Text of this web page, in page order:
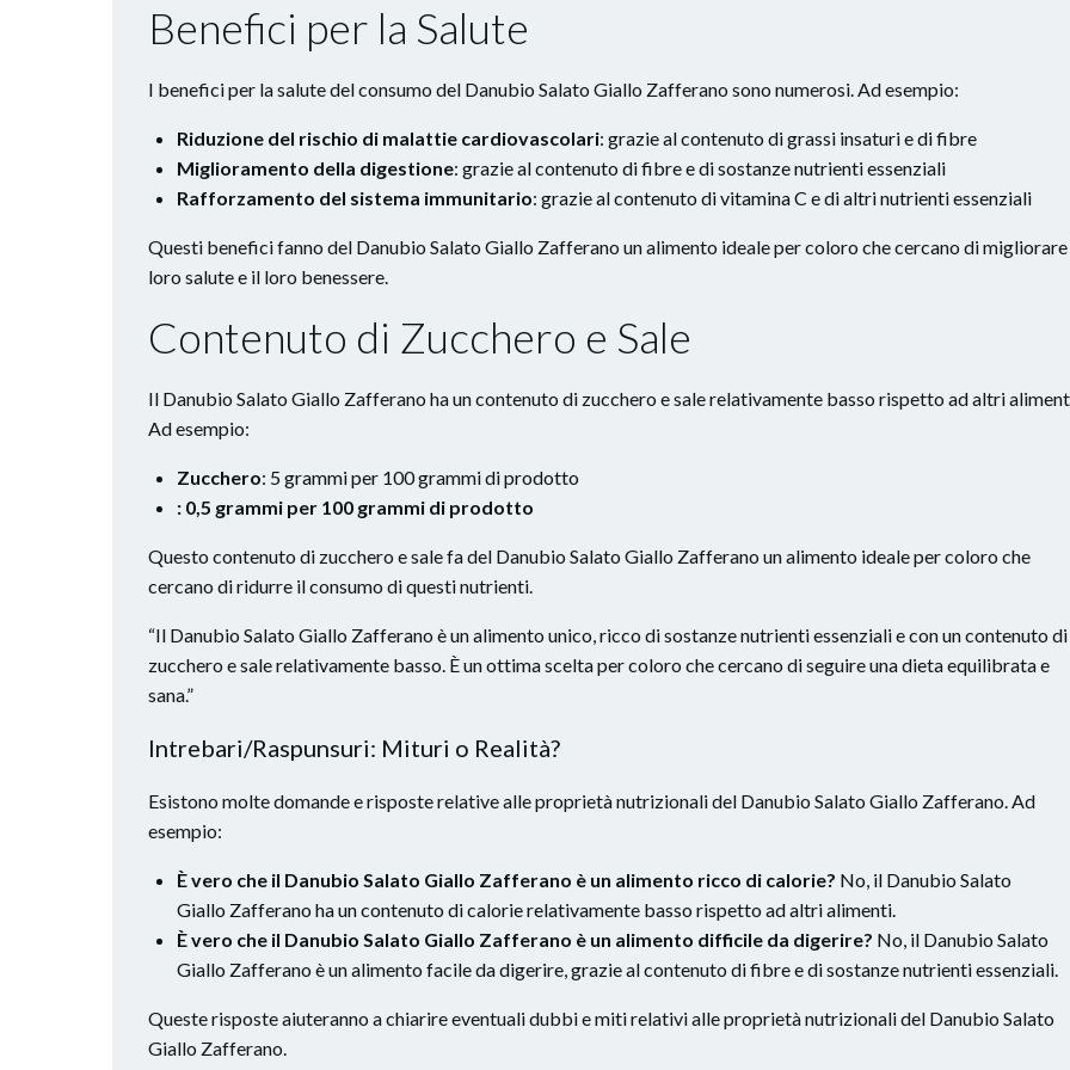
Benefici per la Salute
I benefici per la salute del consumo del Danubio Salato Giallo Zafferano sono numerosi. Ad esempio:
Riduzione del rischio di malattie cardiovascolari: grazie al contenuto di grassi insaturi e di fibre
Miglioramento della digestione: grazie al contenuto di fibre e di sostanze nutrienti essenziali
Rafforzamento del sistema immunitario: grazie al contenuto di vitamina C e di altri nutrienti essenziali
Questi benefici fanno del Danubio Salato Giallo Zafferano un alimento ideale per coloro che cercano di migliorare
loro salute e il loro benessere.
Contenuto di Zucchero e Sale
Il Danubio Salato Giallo Zafferano ha un contenuto di zucchero e sale relativamente basso rispetto ad altri
Ad esempio:
Zucchero: 5 grammi per 100 grammi di prodotto
: 0,5 grammi per 100 grammi di prodotto
Questo contenuto di zucchero e sale fa del Danubio Salato Giallo Zafferano un alimento ideale per coloro che
cercano di ridurre il consumo di questi nutrienti.
“Il Danubio Salato Giallo Zafferano è un alimento unico, ricco di sostanze nutrienti essenziali e con un contenuto di
zucchero e sale relativamente basso. È un ottima scelta per coloro che cercano di seguire una dieta equilibrata e
sana.”
Intrebari/Raspunsuri: Mituri o Realità?
Esistono molte domande e risposte relative alle proprietà nutrizionali del Danubio Salato Giallo Zafferano. Ad
esempio:
È vero che il Danubio Salato Giallo Zafferano è un alimento ricco di calorie? No, il Danubio Salato
Giallo Zafferano ha un contenuto di calorie relativamente basso rispetto ad altri alimenti.
È vero che il Danubio Salato Giallo Zafferano è un alimento difficile da digerire? No, il Danubio Salato
Giallo Zafferano è un alimento facile da digerire, grazie al contenuto di fibre e di sostanze nutrienti essenziali.
Queste risposte aiuteranno a chiarire eventuali dubbi e miti relativi alle proprietà nutrizionali del Danubio Salato
Giallo Zafferano.